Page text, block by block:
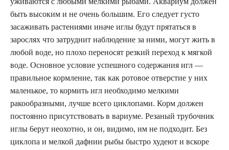
быть высоким и не очень большим. Его следует густо
засаживать растениями иначе иглы будут прятаться в
зарослях что затруднит наблюдение за ними, могут жить в
любой воде, но плохо переносят резкий переход к мягкой
воде. Основное условие успешного содержания игл —
правильное кормление, так как ротовое отверстие у них
маленькое, то кормить игл необходимо мелкими
ракообразными, лучше всего циклопами. Корм должен
постоянно присутствовать в вариуме. Резаный трубочник
иглы 6eрут неохотно, и он, видимо, им не подходит. Без
циклопа и мелкой дафнии рыбы быстро худеют и вскоре